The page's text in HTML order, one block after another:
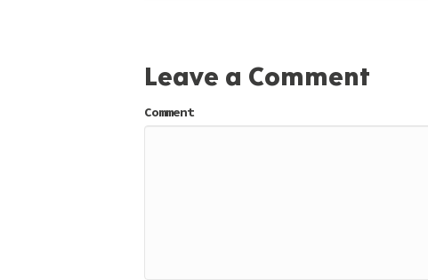
Leave a Comment
Comment